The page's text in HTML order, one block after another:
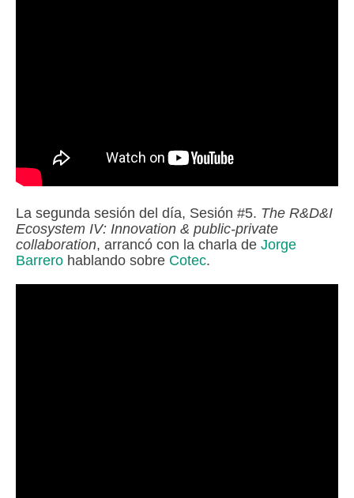
La segunda sesión del día, Sesión #5. The R&D&I
Ecosystem IV: Innovation & public-private
collaboration, arrancó con la charla de Jorge
Barrero hablando sobre Cotec.